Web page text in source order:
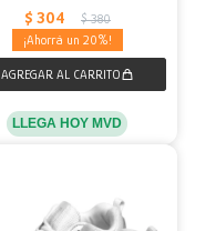
$ 304 $ 380
20
LLEGA HOY MVD